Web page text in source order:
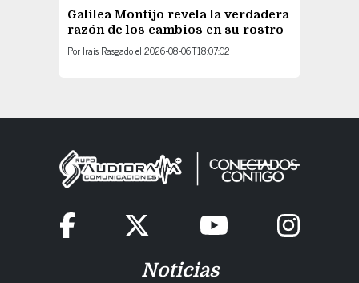
Galilea Montijo revela la verdadera
razón de los cambios en su rostro
Por Irais Rasgadoel 2026-08-06T18:07:02
Noticias